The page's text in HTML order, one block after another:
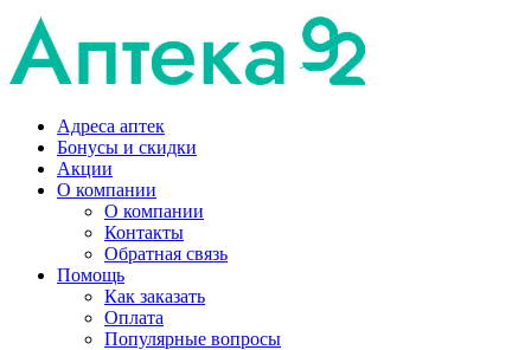
Адреса аптек
Бонусы и скидки
Акции
О компании
О компании
Контакты
Обратная связь
Помощь
Как заказать
Оплата
Популярные вопросы